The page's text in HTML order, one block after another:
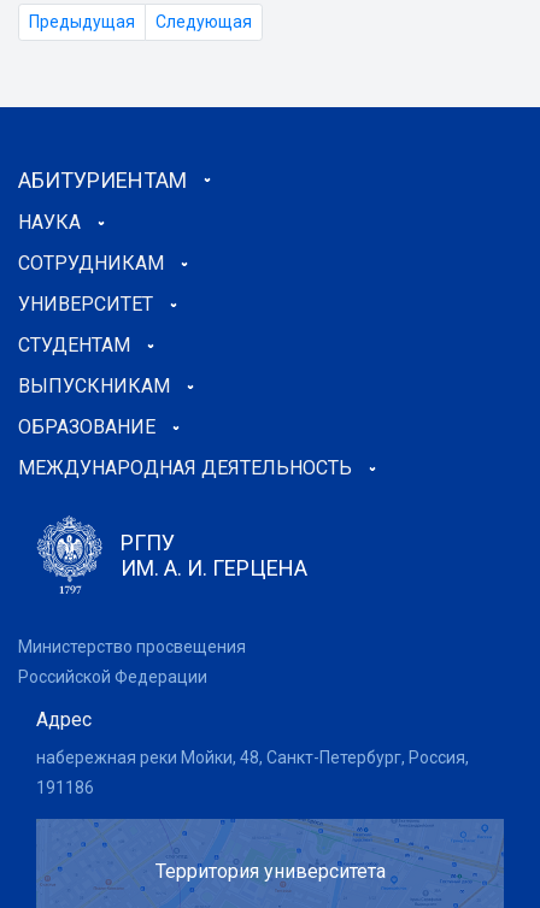
Предыдущая Следующая
АБИТУРИЕНТАМ
НАУКА
СОТРУДНИКАМ
УНИВЕРСИТЕТ
СТУДЕНТАМ
ВЫПУСКНИКАМ
ОБРАЗОВАНИЕ
МЕЖДУНАРОДНАЯ ДЕЯТЕЛЬНОСТЬ
РГПУ
ИМ. А. И. ГЕРЦЕНА
Министерство просвещения
Российской Федерации
Адрес
набережная реки Мойки, 48, Санкт-Петербург, Россия,
191186
Территория университета